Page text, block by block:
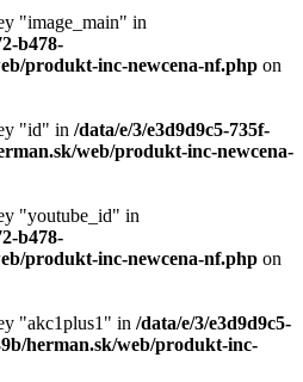
"image_main" in
b478-
produkt-inc-newcena-nf.php on
"id" in /data/e/3/e3d9d9c5-735f-
web/produkt-inc-newcena-
"youtube_id" in
b478-
produkt-inc-newcena-nf.php on
"akc1plus1" in /data/e/3/e3d9d9c5-
herman.sk/web/produkt-inc-